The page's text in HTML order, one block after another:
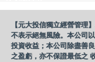
【元大投信獨立經營管理
不表示絕無風險。本公司
投資收益；本公司除盡善
之盈虧，亦不保證最低之